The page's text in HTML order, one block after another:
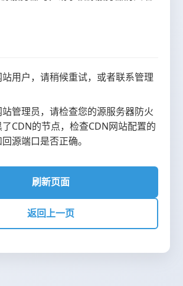
用户，请稍候重试，或者联系管理
管理员，请检查您的源服务器防火
CDN的节点，检查CDN网站配置的
源端口是否正确。
刷新页面
返回上一页